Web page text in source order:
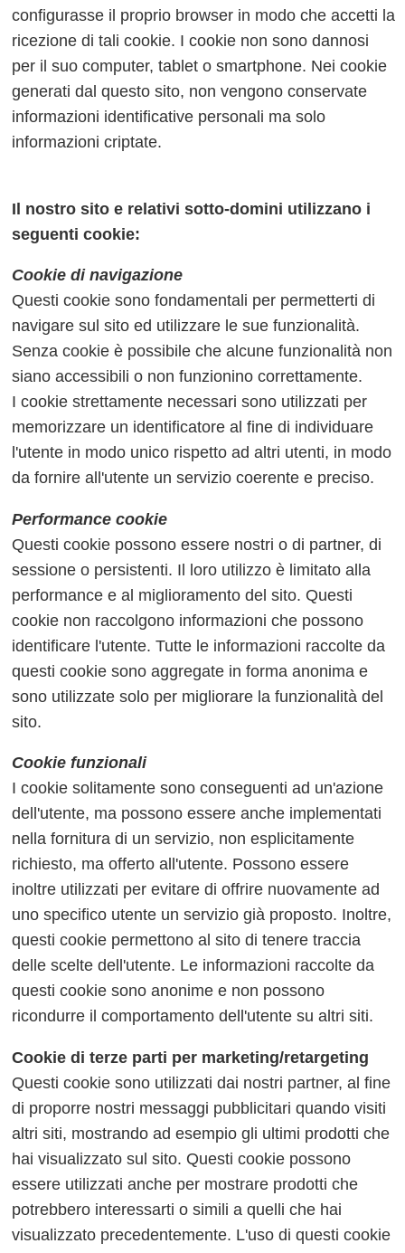
configurasse il proprio browser in modo che accetti la
ricezione di tali cookie. I cookie non sono dannosi
per il suo computer, tablet o smartphone. Nei cookie
generati dal questo sito, non vengono conservate
informazioni identificative personali ma solo
informazioni criptate.
Il nostro sito e relativi sotto-domini utilizzano i
seguenti cookie:
Cookie di navigazione
Questi cookie sono fondamentali per permetterti di
navigare sul sito ed utilizzare le sue funzionalità.
Senza cookie è possibile che alcune funzionalità non
siano accessibili o non funzionino correttamente.
I cookie strettamente necessari sono utilizzati per
memorizzare un identificatore al fine di individuare
l'utente in modo unico rispetto ad altri utenti, in modo
da fornire all'utente un servizio coerente e preciso.
Performance cookie
Questi cookie possono essere nostri o di partner, di
sessione o persistenti. Il loro utilizzo è limitato alla
performance e al miglioramento del sito. Questi
cookie non raccolgono informazioni che possono
identificare l'utente. Tutte le informazioni raccolte da
questi cookie sono aggregate in forma anonima e
sono utilizzate solo per migliorare la funzionalità del
sito.
Cookie funzionali
I cookie solitamente sono conseguenti ad un'azione
dell'utente, ma possono essere anche implementati
nella fornitura di un servizio, non esplicitamente
richiesto, ma offerto all'utente. Possono essere
inoltre utilizzati per evitare di offrire nuovamente ad
uno specifico utente un servizio già proposto. Inoltre,
questi cookie permettono al sito di tenere traccia
delle scelte dell'utente. Le informazioni raccolte da
questi cookie sono anonime e non possono
ricondurre il comportamento dell'utente su altri siti.
Cookie di terze parti per marketing/retargeting
Questi cookie sono utilizzati dai nostri partner, al fine
di proporre nostri messaggi pubblicitari quando visiti
altri siti, mostrando ad esempio gli ultimi prodotti che
hai visualizzato sul sito. Questi cookie possono
essere utilizzati anche per mostrare prodotti che
potrebbero interessarti o simili a quelli che hai
visualizzato precedentemente. L'uso di questi cookie